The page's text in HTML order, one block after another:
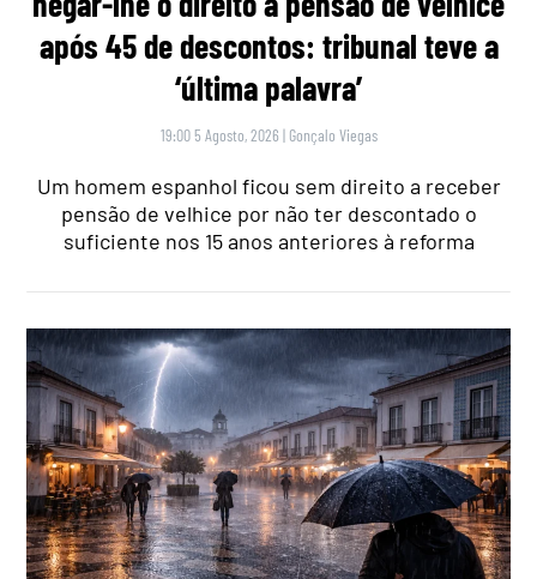
após 45 de descontos: tribunal teve a
‘última palavra’
19:00 5 Agosto, 2026 | Gonçalo Viegas
Um homem espanhol ficou sem direito a receber
pensão de velhice por não ter descontado o
suficiente nos 15 anos anteriores à reforma